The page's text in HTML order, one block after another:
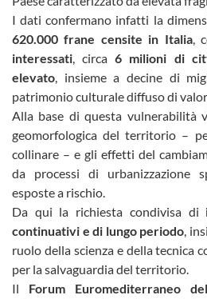
I dati confermano infatti la
620.000 frane censite in Italia,
interessati, circa6 milioni di
elevato, insieme a decine di
patrimonio culturale diffuso di
Alla base di questa vulnerabilità
geomorfologica del territorio –
collinare – e gli effetti del
da processi di urbanizzazione
esposte a rischio.
Da qui la richiesta condivisa di
continuativi e di lungo periodo,
ruolo della scienza e della tecnica
per la salvaguardia del territorio.
Il Forum Euromediterraneo